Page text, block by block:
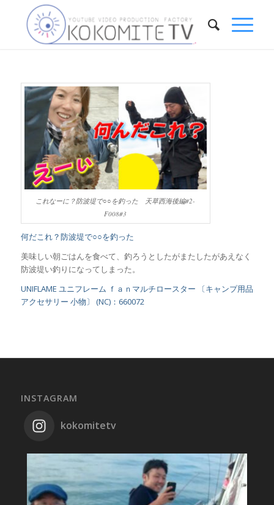
これなーに？防波堤で○○を釣った 天草西海後編#2-
F008#3
何だこれ？防波堤で○○を釣った
美味しい朝ごはんを食べて、釣ろうとしたがまたしたがあえなく
防波堤い釣りになってしまった。
UNIFLAME ユニフレーム ｆａｎマルチロースター 〔キャンプ用品
アクセサリー 小物〕 (NC)：660072
INSTAGRAM
kokomitetv